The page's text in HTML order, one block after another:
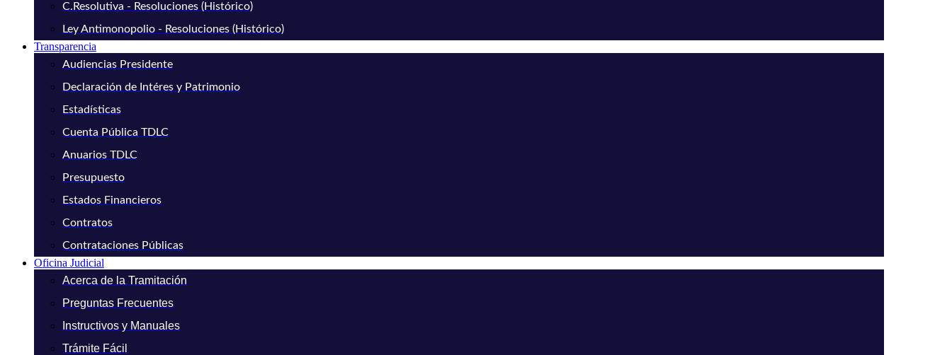
C.Resolutiva - Resoluciones (Histórico)
Ley Antimonopolio - Resoluciones (Histórico)
Transparencia
Audiencias Presidente
Declaración de Intéres y Patrimonio
Estadísticas
Cuenta Pública TDLC
Anuarios TDLC
Presupuesto
Estados Financieros
Contratos
Contrataciones Públicas
Oficina Judicial
Acerca de la Tramitación
Preguntas Frecuentes
Instructivos y Manuales
Trámite Fácil